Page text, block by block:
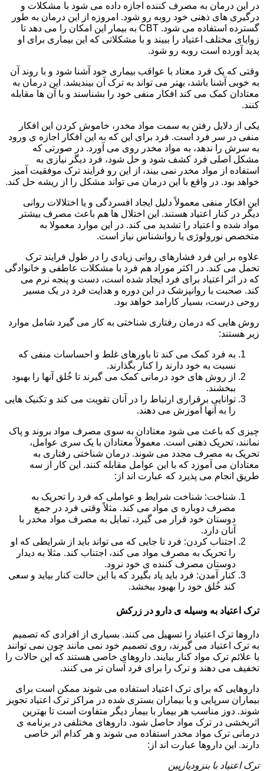
در این درمان به مصرف کننده اجازه داده می شود با مشکلات و
درگیری های ذهنی خود روبه رو شود. امروزه از این درمان به طور
گسترده استفاده می شود. CBT به بیمار این امکان را می دهد تا
زوایای مختلف اعتیاد را ببیند و با مشکلاتی که این بیماری برای او
پدید آورده است روبه رو شود.
وقتی که یک فرد معتاد با عواقب بیماری خود آشنا شود و با روند آن
به خوبی آشنا باشد، بهتر می تواند به ترک آن بیندیشد. این درمان به
معتادان کمک می کند افکار منفی خود را بشناسند و با آن ها مقابله
کنند.
یکی از دلایل رفتن به سمت مواد مخدر، خاموش کردن این افکار
منفی در سر فرد است. فرد برای این که به این افکار اجازه ی ورود
به سرش را ندهد، به مواد مخدر روی می آورد. در صورتی که
مشکل اصلی فرد کشف شود و حل شود، فرد دیگر نیازی به
استفاده از مواد مخدر نمی بیند، از این رو فرایند ترک موفقیت آمیز
خواهد بود. در واقع با این درمان می تواند مشکل را از ریشه حل کند.
این افکار منفی معمولاً دلیل ایجاد افسردگی و یا اختلالات روانی
دیگر در کنار اعتیاد هستند. این اختلال ها هم باعث مصرف بیشتر
مواد شده و اعتیاد را تشدید می کند. در این موارد معمولا به
متخصص نورولوژی یا روانشناس نیاز است.
علاوه بر این فرد فشارهای روانی زیادی را در طول فرایند ترک
تحمل می کند. در اکثر موراد هم فرد با مشکلات عاطفی و خانوادگی
که در اثر اعتیاد برای فرد ایجاد شده است، دست و پنجه نرم می
کند. صحبت با روانپزشک در این دوره و هدایت فرد در یک مسیر
روحی درست، بسیار کارامد خواهد بود.
روش هایی که درمان رفتاری شناختی به کار می گیرد شامل موارد
زیر هستند:
به فرد کمک می کند تا باورهای غلط و احساسات منفی که
نسبت به خود دارند را کنار بگذارند.
از روش های خود درمانی کمک می گیرند تا خُلق آنها را بهبود
ببخشند.
توانایی برقراری ارتباط را در آنان تقویت می کند و تکنیک هایی
را به آنها آموزش می دهند.
چیزی که باعث می شود معتادان به سوی مصرف مواد بروند و پاک
نمانند، تحریک ذهنی است. معمولاً معتادان با یک سری عوامل،
تحریک به مصرف مجدد می شوند. درمان شناختی رفتاری به
معتادان می آموزد که با این عوامل مقابله کنند. این کار از سه
طریق انجام می پذیرد که عبارت اند از:
شناخت: شناخت شرایط و عواملی که فرد را تحریک به
مصرف دوباره ی مواد می کند. مثلاً وقتی فرد در جمع
دوستان خود قرار می گیرد، تمایل به مصرف مواد مخدر با
آنان دارد.
اجتناب کردن: فرد تا جایی که می تواند باید از شرایطی که او
را تحریک به مصرف مواد می کند، اجتناب کند. مثلا به دیدار
دوستان مصرف کننده ی خود نرود.
کنار آمدن: فرد باید یاد بگیرد که با این حالت کنار بیاید و سعی
کند خُلق خود را بهبود ببخشد.
ترک اعتیاد به وسیله ی دارو در زرکش
داروها ترک اعتیاد را تسهیل می کنند. بسیاری از افرادی که تصمیم
به ترک اعتیاد می گیرند، روی تصمیم خود نمی مانند چون نمی توانند
با علائم ترک مواد کنار بیایند. داروهای خاصی هستند که این حالات را
تخفیف می دهند و ترک را برای فرد آسان تر می کنند.
داروهایی که برای ترک اعتیاد استفاده می شوند ممکن است برای
بیماران سرپایی و یا بیماران بستری شده در مراکز ترک اعتیاد تجویز
شوند. دوز مناسب هر بیمار با بیمار دیگر متفاوت است تا بهترین
اثربخشی در ترک مواد حاصل شود. داروهای مختلفی در برنامه ی
درمانی ترک مواد مخدر استفاده می شوند و هر کدام اثر خاصی
دارند. این داروها عبارت اند از:
ترک اعتیاد با بنزودیازپین